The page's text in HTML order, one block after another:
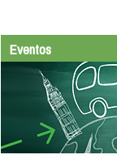
Eventos